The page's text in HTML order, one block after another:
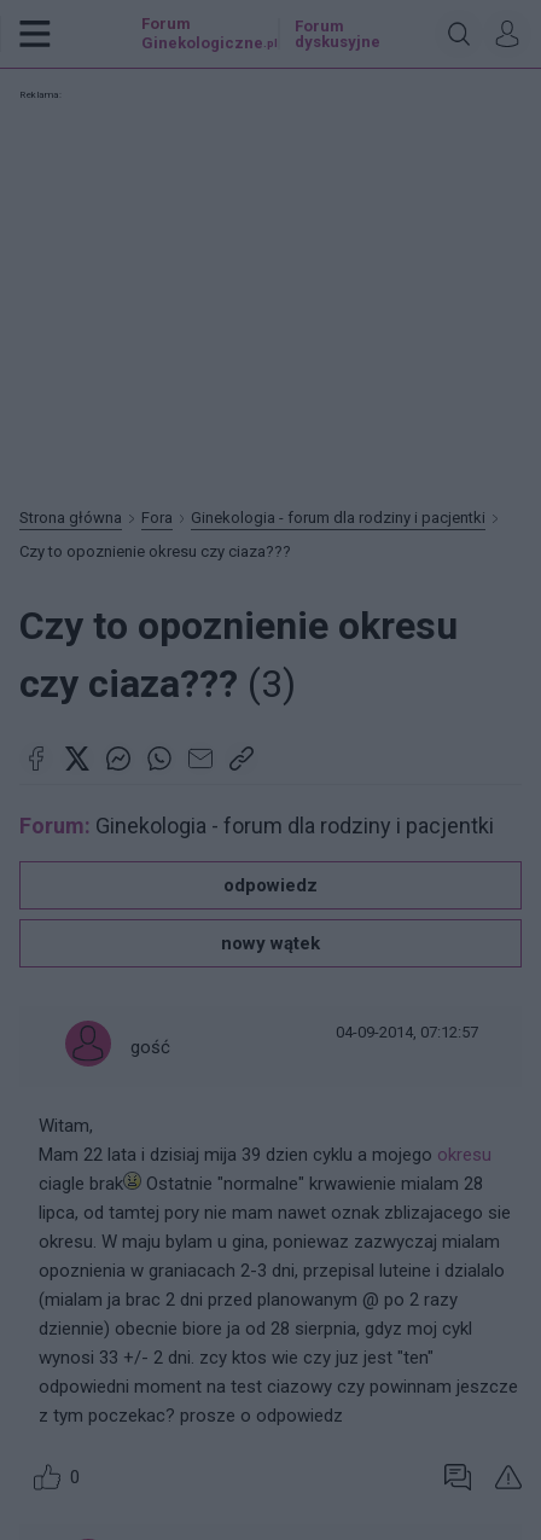
Forum
Ginekologiczne .pl
Forum
dyskusyjne
Reklama:
Strona główna Fora
Ginekologia - forum dla rodziny i pacjentki
Czy to opoznienie okresu czy ciaza???
Czy to opoznienie okresu
czy ciaza??? (3)
Forum: Ginekologia - forum dla rodziny i pacjentki
odpowiedz
nowy wątek
gość
04-09-2014, 07:12:57
Witam,
Mam 22 lata i dzisiaj mija 39 dzien cyklu a mojego okresu
ciagle brak
Ostatnie "normalne" krwawienie mialam 28
lipca, od tamtej pory nie mam nawet oznak zblizajacego sie
okresu. W maju bylam u gina, poniewaz zazwyczaj mialam
opoznienia w graniacach 2-3 dni, przepisal luteine i dzialalo
(mialam ja brac 2 dni przed planowanym @ po 2 razy
dziennie) obecnie biore ja od 28 sierpnia, gdyz moj cykl
wynosi 33 +/- 2 dni. zcy ktos wie czy juz jest "ten"
odpowiedni moment na test ciazowy czy powinnam jeszcze
z tym poczekac? prosze o odpowiedz
0